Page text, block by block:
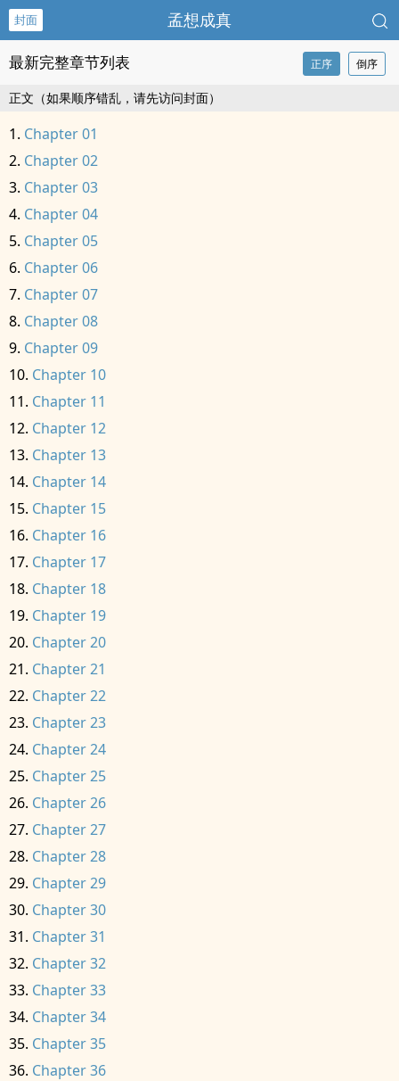
封面 孟想成真
最新完整章节列表 正序 倒序
正文（如果顺序错乱，请先访问封面）
Chapter 01
Chapter 02
Chapter 03
Chapter 04
Chapter 05
Chapter 06
Chapter 07
Chapter 08
Chapter 09
Chapter 10
Chapter 11
Chapter 12
Chapter 13
Chapter 14
Chapter 15
Chapter 16
Chapter 17
Chapter 18
Chapter 19
Chapter 20
Chapter 21
Chapter 22
Chapter 23
Chapter 24
Chapter 25
Chapter 26
Chapter 27
Chapter 28
Chapter 29
Chapter 30
Chapter 31
Chapter 32
Chapter 33
Chapter 34
Chapter 35
Chapter 36